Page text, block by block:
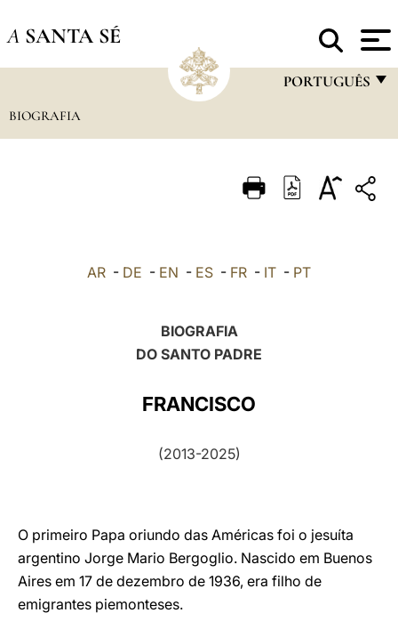
A SANTA SÉ
PORTUGUÊS
ITALIANO
BIOGRAFIA
AR - DE - EN - ES - FR - IT - PT
BIOGRAFIA
DO SANTO PADRE
FRANCISCO
(2013-2025)
O primeiro Papa oriundo das Américas foi o jesuíta
argentino Jorge Mario Bergoglio. Nascido em Buenos
Aires em 17 de dezembro de 1936, era filho de
emigrantes piemonteses.